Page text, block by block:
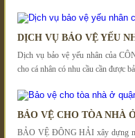
DỊCH VỤ BẢO VỆ YẾU
Dịch vụ bảo vệ yếu nhân của
cho cá nhân có nhu cầu cần được
BẢO VỆ CHO TÒA NHÀ
BẢO VỆ ĐÔNG HẢI xây dựng